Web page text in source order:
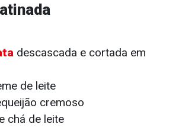
descascada e cortada em
de leite
cremoso
chá de leite